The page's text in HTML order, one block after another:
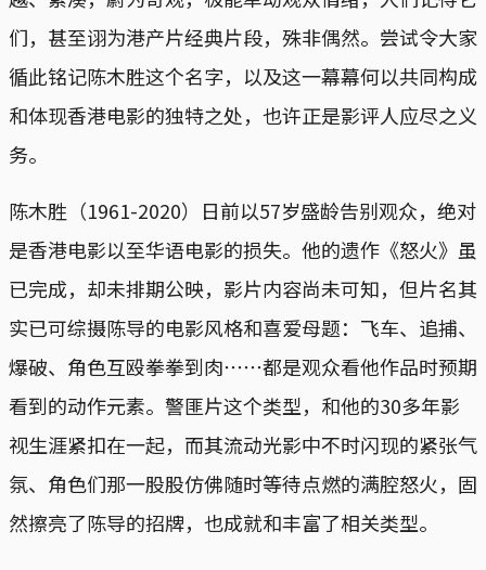
们，甚至诩为港产片经典片段，殊非偶然。尝试令大家
循此铭记陈木胜这个名字，以及这一幕幕何以共同构成
和体现香港电影的独特之处，也许正是影评人应尽之义
务。
陈木胜（1961-2020）日前以57岁盛龄告别观众，绝对
是香港电影以至华语电影的损失。他的遗作《怒火》虽
已完成，却未排期公映，影片内容尚未可知，但片名其
实已可综摄陈导的电影风格和喜爱母题：飞车、追捕、
爆破、角色互殴拳拳到肉⋯⋯都是观众看他作品时预期
看到的动作元素。警匪片这个类型，和他的30多年影
视生涯紧扣在一起，而其流动光影中不时闪现的紧张气
氛、角色们那一股股仿佛随时等待点燃的满腔怒火，固
然擦亮了陈导的招牌，也成就和丰富了相关类型。